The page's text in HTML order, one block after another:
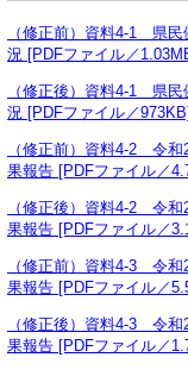
（修正前）資料4-1 県
況 [PDFファイル／
（修正後）資料4-1 県
況 [PDFファイル／973KB]
（修正前）資料4-2 令
果報告 [PDFファイル／
（修正後）資料4-2 令
果報告 [PDFファイル／
（修正前）資料4-3 令
果報告 [PDFファイル／
（修正後）資料4-3 令
果報告 [PDFファイル／